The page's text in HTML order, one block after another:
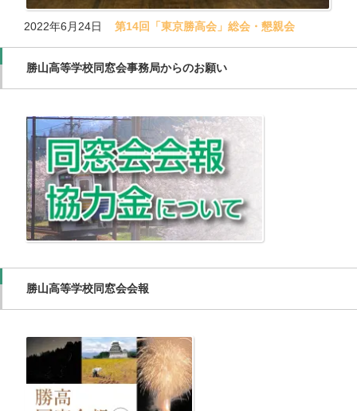
2022年6月24日 第14回「東京勝高会」総会・懇親会
勝山高等学校同窓会事務局からのお願い
勝山高等学校同窓会会報